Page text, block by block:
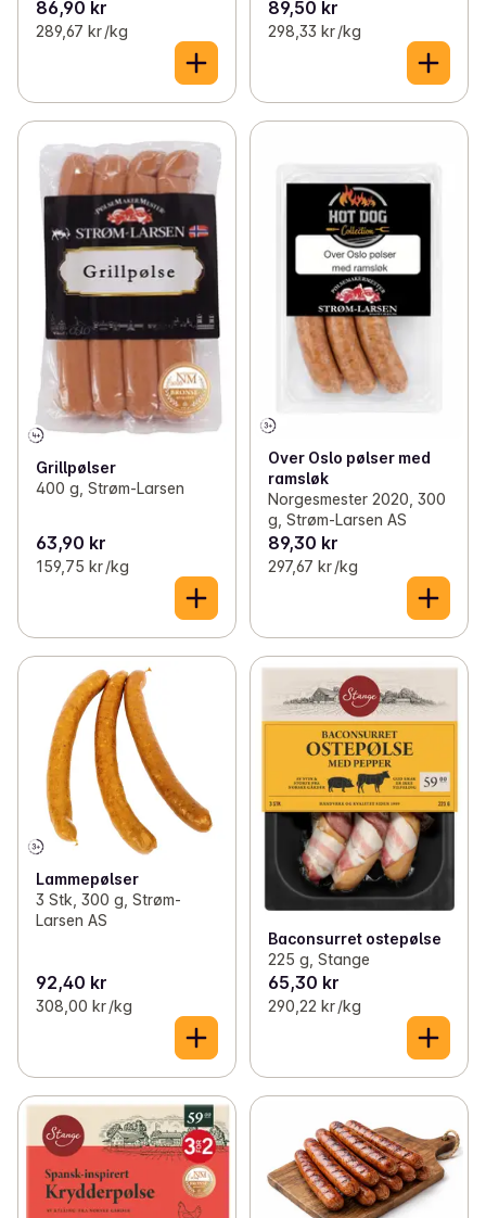
86,90 kr
289,67 kr /kg
89,50 kr
298,33 kr /kg
Grillpølser
400 g, Strøm-Larsen
63,90 kr
159,75 kr /kg
Over Oslo pølser med
ramsløk
Norgesmester 2020, 300
g, Strøm-Larsen AS
89,30 kr
297,67 kr /kg
Lammepølser
3 Stk, 300 g, Strøm-
Larsen AS
92,40 kr
308,00 kr /kg
Baconsurret ostepølse
225 g, Stange
65,30 kr
290,22 kr /kg